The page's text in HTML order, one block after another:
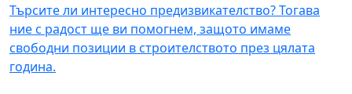
Търсите ли интересно предизвикателство? Тогава
ние с радост ще ви помогнем, защото имаме
свободни позиции в строителството през цялата
година.